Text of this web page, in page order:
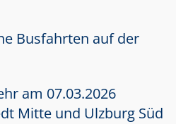
Busfahrten auf der
am 07.03.2026
Mitte und Ulzburg Süd